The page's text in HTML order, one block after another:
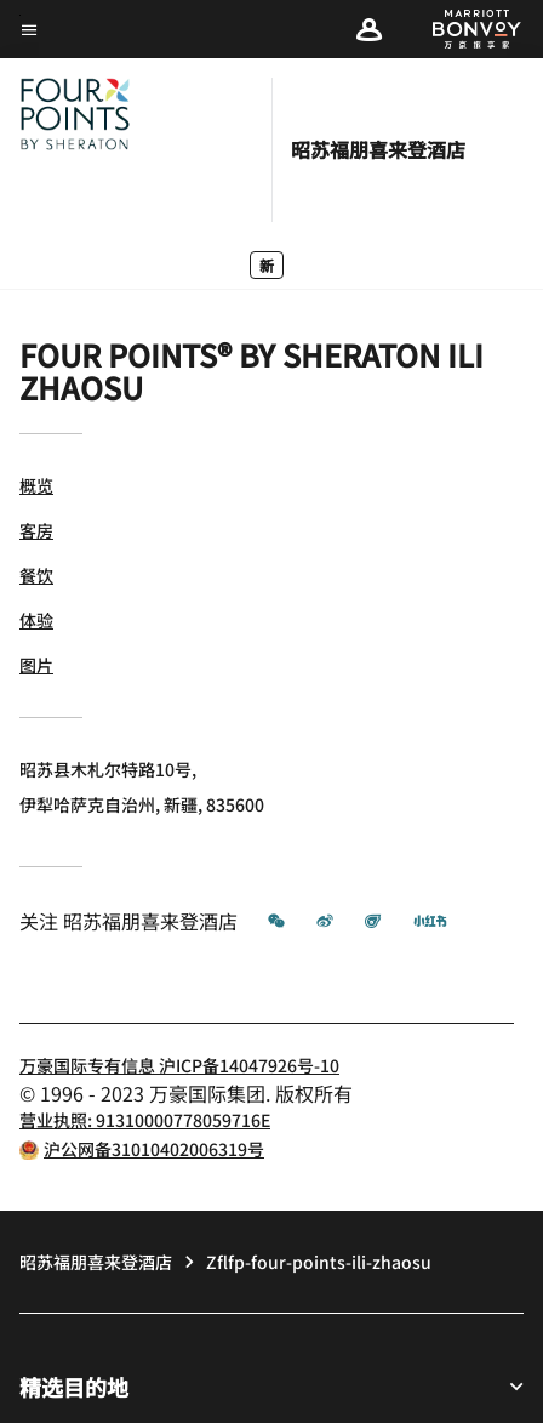
Skip
to
main
content
菜单文本
昭苏福朋喜来登酒店
新
FOUR POINTS® BY SHERATON ILI
ZHAOSU
概览
客房
餐饮
体验
图片
昭苏县木札尔特路10号,
伊犁哈萨克自治州, 新疆, 835600
关注 昭苏福朋喜来登酒店 微信 微博 飞猪 小红书
万豪国际专有信息 沪ICP备14047926号-10
© 1996 - 2023 万豪国际集团. 版权所有
营业执照: 91310000778059716E
沪公网备31010402006319号
昭苏福朋喜来登酒店 Zflfp-four-points-ili-zhaosu
精选目的地